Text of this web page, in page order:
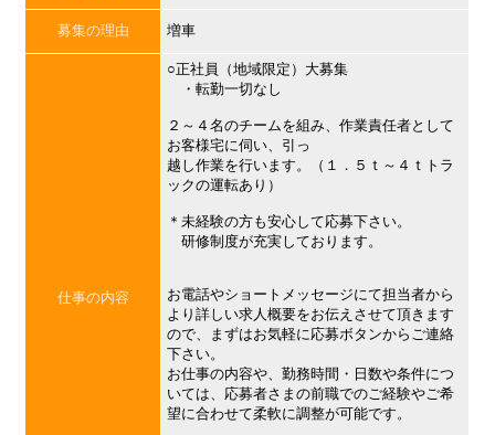
募集の理由 増車
仕事の内容
○正社員（地域限定）大募集
・転勤一切なし
２～４名のチームを組み、作業責任者として
お客様宅に伺い、引っ
越し作業を行います。（１．５ｔ～４ｔトラ
ックの運転あり）
＊未経験の方も安心して応募下さい。
研修制度が充実しております。
お電話やショートメッセージにて担当者から
より詳しい求人概要をお伝えさせて頂きます
ので、まずはお気軽に応募ボタンからご連絡
下さい。
お仕事の内容や、勤務時間・日数や条件につ
いては、応募者さまの前職でのご経験やご希
望に合わせて柔軟に調整が可能です。